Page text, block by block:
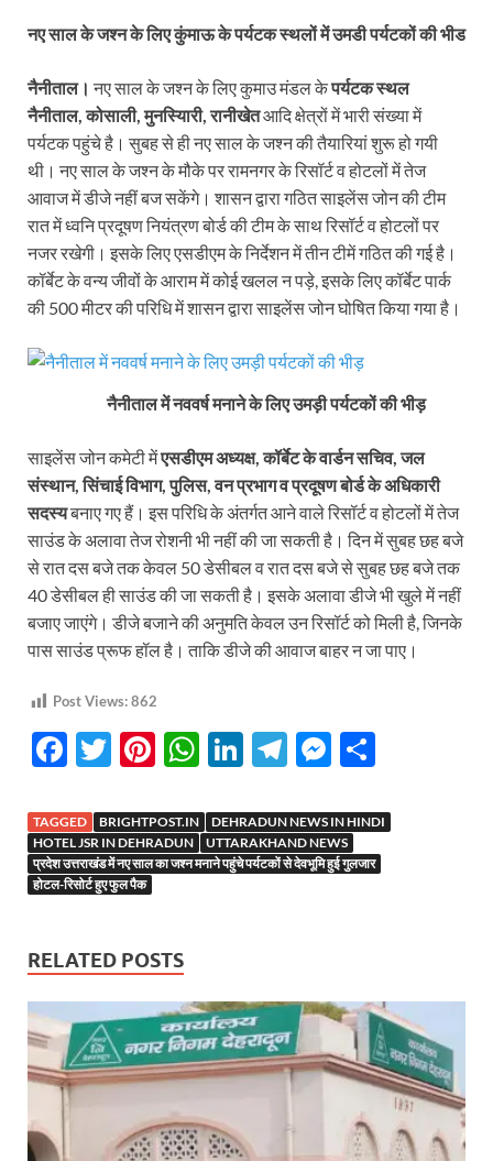
नए साल के जश्न के लिए कुंमाऊ के पर्यटक स्थलों में उमडी पर्यटकों की भीड
नैनीताल। नए साल के जश्न के लिए कुमाउ मंडल केपर्यटक स्थल
नैनीताल, कोसाली, मुनस्यिारी, रानीखेतआदि क्षेत्रों में भारी संख्या में
पर्यटक पहुंचे है। सुबह से ही नए साल के जश्न की तैयारियां शुरू हो गयी
थी। नए साल के जश्न के मौके पर रामनगर के रिसॉर्ट व होटलों में तेज
आवाज में डीजे नहीं बज सकेंगे। शासन द्वारा गठित साइलेंस जोन की टीम
रात में ध्वनि प्रदूषण नियंत्रण बोर्ड की टीम के साथ रिसॉर्ट व होटलों पर
नजर रखेगी। इसके लिए एसडीएम के निर्देशन में तीन टीमें गठित की गई है।
कॉर्बेट के वन्य जीवों के आराम में कोई खलल न पड़े, इसके लिए कॉर्बेट पार्क
की 500 मीटर की परिधि में शासन द्वारा साइलेंस जोन घोषित किया गया है।
नैनीताल में नववर्ष मनाने के लिए उमड़ी पर्यटकों की भीड़
साइलेंस जोन कमेटी मेंएसडीएम अध्यक्ष, कॉर्बेट के वार्डन सचिव, जल
संस्थान, सिंचाई विभाग, पुलिस, वन प्रभाग व प्रदूषण बोर्ड के अधिकारी
सदस्यबनाए गए हैं। इस परिधि के अंतर्गत आने वाले रिसॉर्ट व होटलों में तेज
साउंड के अलावा तेज रोशनी भी नहीं की जा सकती है। दिन में सुबह छह बजे
से रात दस बजे तक केवल 50 डेसीबल व रात दस बजे से सुबह छह बजे तक
40 डेसीबल ही साउंड की जा सकती है। इसके अलावा डीजे भी खुले में नहीं
बजाए जाएंगे। डीजे बजाने की अनुमति केवल उन रिसॉर्ट को मिली है, जिनके
पास साउंड प्रूफ हॉल है। ताकि डीजे की आवाज बाहर न जा पाए।
Post Views:862
F
e
b
o
k
T
itt
er
Pi
er
es
W
at
s
Li
k
e
T
e
gr
M
se
n
ar
e
TAGGED BRIGHTPOST.IN
DEHRADUN NEWS IN HINDI
HOTEL JSR IN DEHRADUN
UTTARAKHAND NEWS
प्रदेश उत्तराखंड में नए साल का जश्न मनाने पहुंचे पर्यटकों से देवभूमि हुई गुलजार
होटल-रिसोर्ट हुए फुल पैक
RELATED POSTS